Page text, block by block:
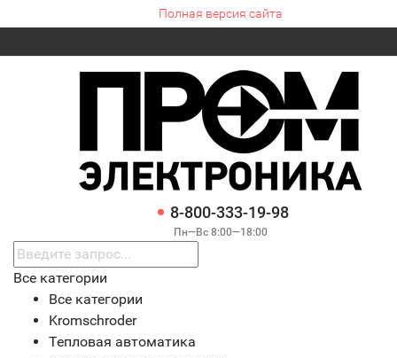
Полная версия сайта
8-800-333-19-98
Пн—Вс 8:00—18:00
Все категории
Все категории
Kromschroder
Тепловая автоматика